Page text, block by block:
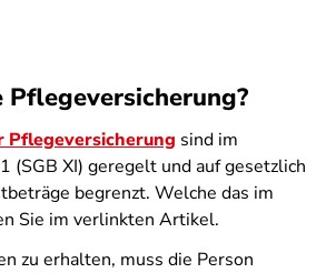
Pflegeversicherung sind im
(SGB XI) geregelt und auf gesetzlich
begrenzt. Welche das im
Sie im verlinkten Artikel.
zu erhalten, muss die Person